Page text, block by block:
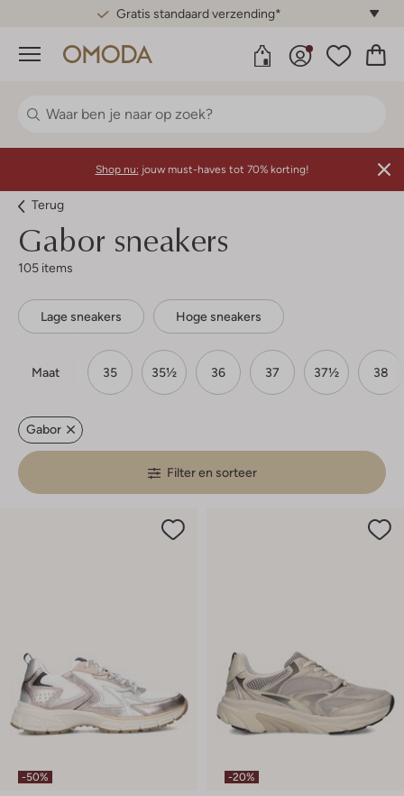
Gratis standaard verzending*
Menu
Shop nu: jouw must-haves tot 70% korting!
Terug
Gabor sneakers
105 items
Lage sneakers Hoge sneakers
Maat 35 35½ 36 37 37½ 38
Gabor
Filter en sorteer
-50% -20%